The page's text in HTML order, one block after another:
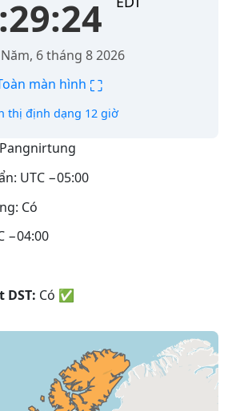
6 tháng 8 2026
màn hình ⛶
thị định dạng 12 giờ
UTC −05:00
Có
−04:00
DST: Có ✅